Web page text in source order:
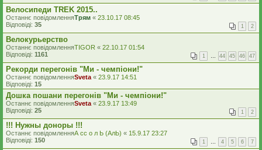
Велосипеди TREK 2015..
Останнє повідомленняТрям « 23.10.17 08:45
Відповіді: 35 1 2
Велокурьерство
Останнє повідомленняTIGOR « 22.10.17 01:54
Відповіді: 1161 1 … 44 45 46 47
Рекорди перегонів "Ми - чемпіони!"
Останнє повідомленняSveta « 23.9.17 14:51
Відповіді: 15
Дошка пошани перегонів "Ми - чемпіони!"
Останнє повідомленняSveta « 23.9.17 13:49
Відповіді: 25 1 2
!!! Нужны доноры !!!
Останнє повідомленняА сс о л Ь (АлЬ) « 15.9.17 23:27
Відповіді: 150 1 … 4 5 6 7